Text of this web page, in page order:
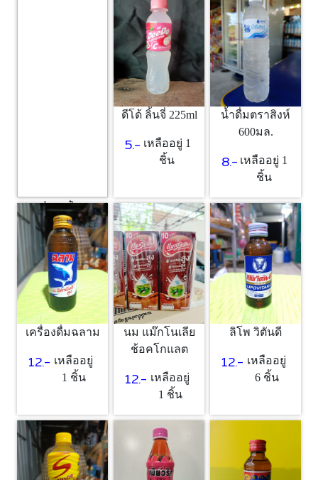
กาแฟกระป๋อง เนส
ลาเต้
17.- เหลืออยู่
1 ชิ้น
ดีโด้ ลิ้นจี่ 225ml
5.- เหลืออยู่ 1
ชิ้น
น้ำดื่มตราสิงห์
600มล.
8.- เหลืออยู่ 1
ชิ้น
เครื่องดื่มฉลาม
12.- เหลืออยู่
1 ชิ้น
นม แม๊กโนเลีย
ช้อคโกแลต
12.- เหลืออยู่
1 ชิ้น
ลิโพ วิตันดี
12.- เหลืออยู่
6 ชิ้น